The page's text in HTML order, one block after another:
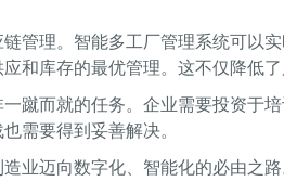
管理。智能多工厂管理系统可以
和库存的最优管理。这不仅降低
蹴而就的任务。企业需要投资于
需要得到妥善解决。
业迈向数字化、智能化的必由之